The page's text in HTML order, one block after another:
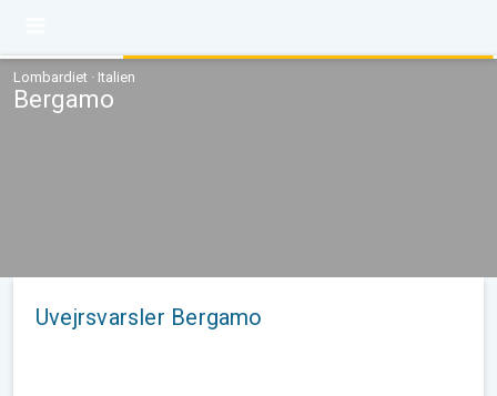
Lombardiet · Italien
Bergamo
Uvejrsvarsler Bergamo